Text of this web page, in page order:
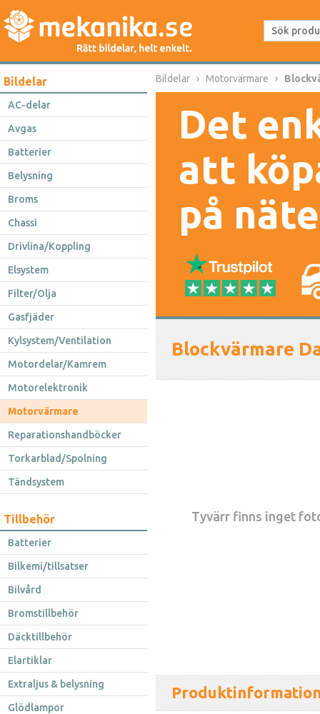
Bildelar
AC-delar
Avgas
Batterier
Belysning
Broms
Chassi
Drivlina/Koppling
Elsystem
Filter/Olja
Gasfjäder
Kylsystem/Ventilation
Motordelar/Kamrem
Motorelektronik
Motorvärmare
Reparationshandböcker
Torkarblad/Spolning
Tändsystem
Tillbehör
Batterier
Bilkemi/tillsatser
Bilvård
Bromstillbehör
Däcktillbehör
Elartiklar
Extraljus & belysning
Glödlampor
Bildelar Motorvärmare
Det
att
på
Blockvärmare
Tyvärr finns inget